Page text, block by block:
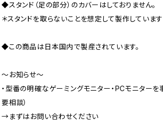
◆スタンド（足の部分）のカバーはしておりません。
＊スタンドを取らないことを想定して製作していま
◆この商品は日本国内で製産されています。
～お知らせ～
・型番の明確なゲーミングモニター・PCモニター
要相談）
→まずはお問い合わせください